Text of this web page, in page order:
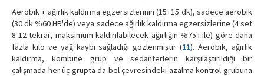
Aerobik + ağırlık kaldırma egzersizlerinin (15+15 dk), sadece aerobik
(30 dk %60 HR'de) veya sadece ağırlık kaldırma egzersizlerine (4 set
8-12 tekrar, maksimum kaldırılabilecek ağırlığın %75'i ile) göre daha
fazla kilo ve yağ kaybı sağladığı gözlenmiştir (11). Aerobik, ağırlık
kaldırma, kombine grup ve sedanterlerin karşılaştırıldığı bir
çalışmada her üç grupta da bel çevresindeki azalma kontrol grubuna